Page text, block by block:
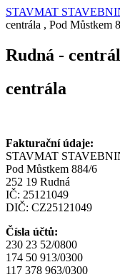
STAVMAT
centrála , Pod Můstkem
Rudná -
centrála
Fakturační údaje:
STAVMAT
Pod Můstkem 884/6
252 19 Rudná
IČ: 25121049
DIČ: CZ25121049
Čísla účtů:
230 23 52/0800
174 50 913/0300
117 378 963/0300